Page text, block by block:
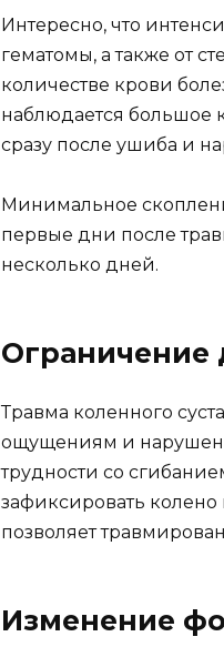
Интересно, что
гематомы, а также от
количестве крови
наблюдается большое
сразу после ушиба и
Минимальное
первые дни после
несколько дней.
Ограничение
Травма коленного
ощущениям и
трудности со
зафиксировать колено
позволяет
Изменение